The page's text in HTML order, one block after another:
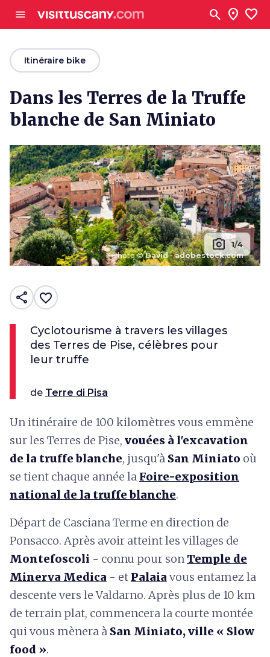
menu search location_on favorite
arrow_backItinéraire bike
Dans les Terres de la Truffe
blanche de San Miniato
Photo ©David - adobestock.com
photo_camera 1/4
share favorite_border
Cyclotourisme à travers les villages
des Terres de Pise, célèbres pour
leur truffe
de Terre di Pisa
Un itinéraire de 100 kilomètres vous emmène
sur les Terres de Pise, vouées à l'excavation
de la truffe blanche, jusqu'à San Miniato où
se tient chaque année la Foire-exposition
national de la truffe blanche.
Départ de Casciana Terme en direction de
Ponsacco. Après avoir atteint les villages de
Montefoscoli - connu pour son Temple de
Minerva Medica - et Palaia vous entamez la
descente vers le Valdarno. Après plus de 10 km
de terrain plat, commencera la courte montée
qui vous mènera à San Miniato, ville « Slow
food ».